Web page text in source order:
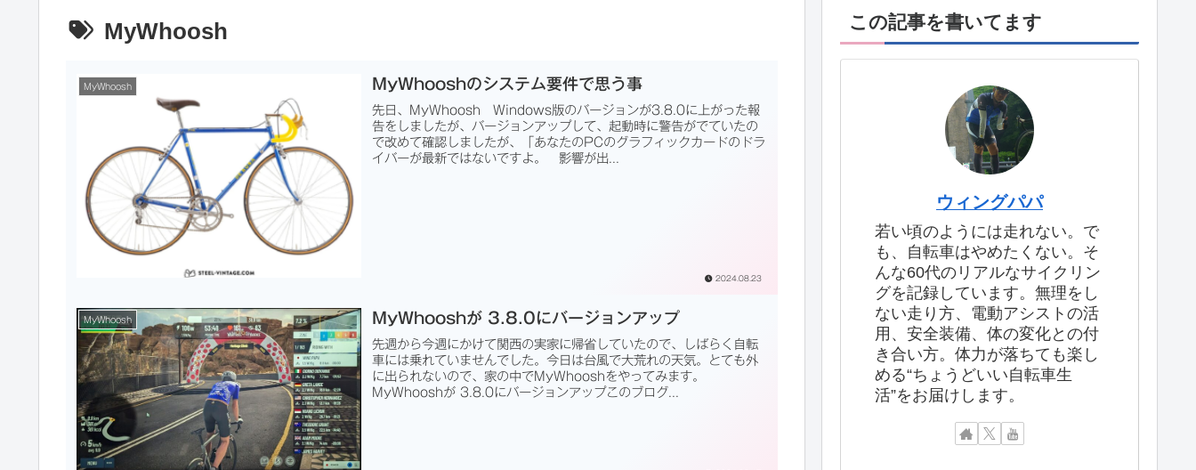
MyWhoosh
MyWhoosh MyWhooshのシステム要件で思う事
先日、MyWhoosh Windows版のバージョンが3.8.0に上がった報
告をしましたが、バージョンアップして、起動時に警告がでていたの
で改めて確認しましたが、「あなたのPCのグラフィックカードのドラ
イバーが最新ではないですよ。 影響が出...
2024.08.23
MyWhoosh MyWhooshが 3.8.0にバージョンアップ
先週から今週にかけて関西の実家に帰省していたので、しばらく自転
車には乗れていませんでした。今日は台風で大荒れの天気。とても外
に出られないので、家の中でMyWhooshをやってみます。
MyWhooshが 3.8.0にバージョンアップこのブログ...
この記事を書いてます
ウィングパパ
若い頃のようには走れない。で
も、自転車はやめたくない。そ
んな60代のリアルなサイクリン
グを記録しています。無理をし
ない走り方、電動アシストの活
用、安全装備、体の変化との付
き合い方。体力が落ちても楽し
める“ちょうどいい自転車生
活”をお届けします。